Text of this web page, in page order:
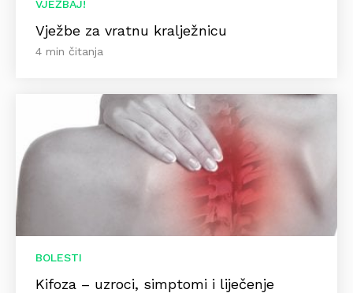
VJEŽBAJ!
Vježbe za vratnu kralježnicu
4 min čitanja
BOLESTI
Kifoza – uzroci, simptomi i liječenje